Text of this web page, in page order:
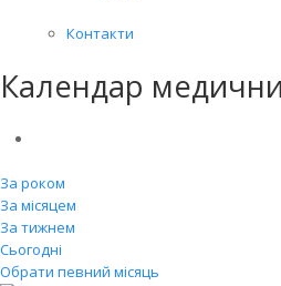
Контакти
Календар
За роком
За місяцем
За тижнем
Сьогодні
Обрати певний місяць